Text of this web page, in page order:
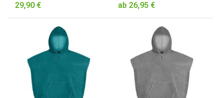
29,90 €
kuscheliger kinderbademantel
ab 26,95 €